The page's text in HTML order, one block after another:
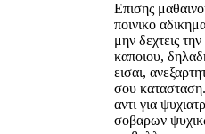
Επισης
ποινικο
μην δεχτεις
καποιου,
εισαι,
σου
αντι για
σοβαρων